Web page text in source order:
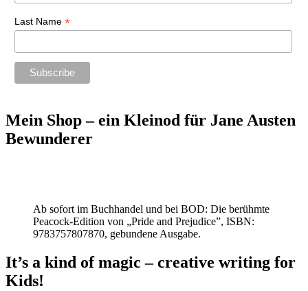
Last Name *
Mein Shop – ein Kleinod für Jane Austen
Bewunderer
Ab sofort im Buchhandel und bei BOD: Die berühmte
Peacock-Edition von „Pride and Prejudice”, ISBN:
9783757807870, gebundene Ausgabe.
It’s a kind of magic – creative writing for
Kids!